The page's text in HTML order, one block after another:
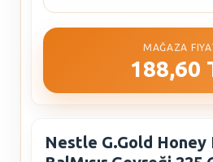
MAĞAZA
188,60
Nestle G.Gold Honey